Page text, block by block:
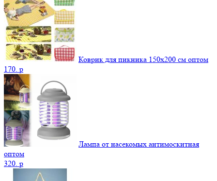
Коврик для пикника 150х200 см оптом
170. p
Лампа от насекомых антимоскитная
оптом
320. p